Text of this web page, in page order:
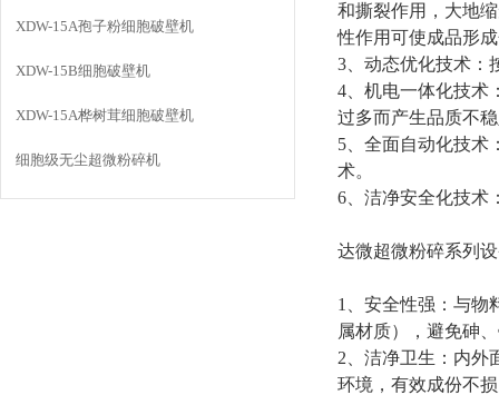
XDW-15A孢子粉细胞破壁机
XDW-15B细胞破壁机
XDW-15A桦树茸细胞破壁机
细胞级无尘超微粉碎机
和撕裂作用，大地
性作用可使成品形
3 、动态优化技术
4 、机电一体化技
过多而产生品质不
5 、全面自动化技
术。
6 、洁净安全化技
达微超微粉碎系列
1
、安全性强：与
属材质）
，避免砷
2 、洁净卫生：内
环境，有效成份不